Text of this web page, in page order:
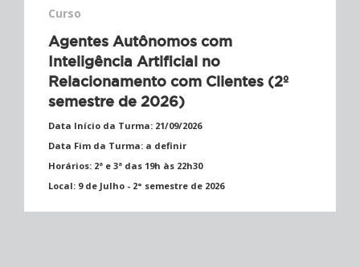
Curso
Agentes Autônomos com
Inteligência Artificial no
Relacionamento com Clientes (2º
semestre de 2026)
Data Início da Turma: 21/09/2026
Data Fim da Turma: a definir
Horários: 2ª e 3ª das 19h às 22h30
Local: 9 de Julho - 2° semestre de 2026